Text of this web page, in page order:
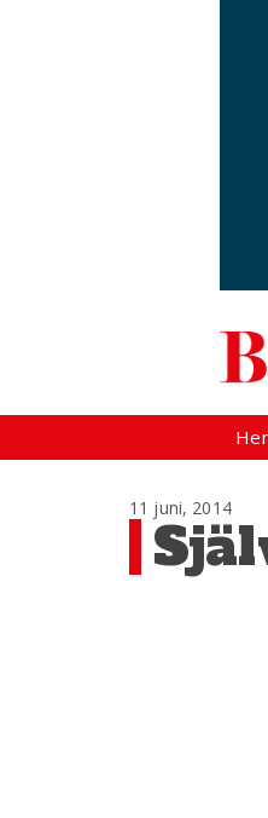
11 juni, 2014